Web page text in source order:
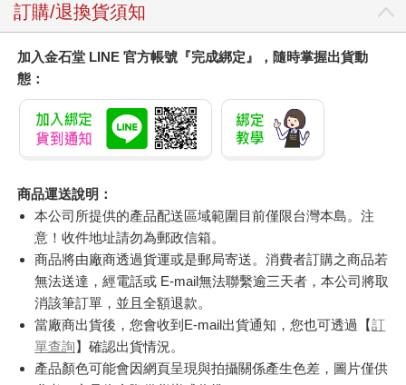
訂購/退換貨須知
加入金石堂 LINE 官方帳號『完成綁定』，隨時掌握出貨動
態：
商品運送說明：
本公司所提供的產品配送區域範圍目前僅限台灣本島。注
意！收件地址請勿為郵政信箱。
商品將由廠商透過貨運或是郵局寄送。消費者訂購之商品若
無法送達，經電話或 E-mail無法聯繫逾三天者，本公司將取
消該筆訂單，並且全額退款。
當廠商出貨後，您會收到E-mail出貨通知，您也可透過【訂
單查詢】確認出貨情況。
產品顏色可能會因網頁呈現與拍攝關係產生色差，圖片僅供